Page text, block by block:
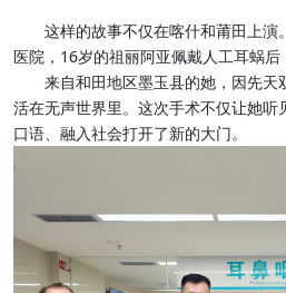
这样的故事不仅在喀什和莆田上
医院，16岁的祖丽阿亚佩戴人工耳蜗后
来自和田地区墨玉县的她，因先天
活在无声世界里。这次手术不仅让她听
口语、融入社会打开了新的大门。